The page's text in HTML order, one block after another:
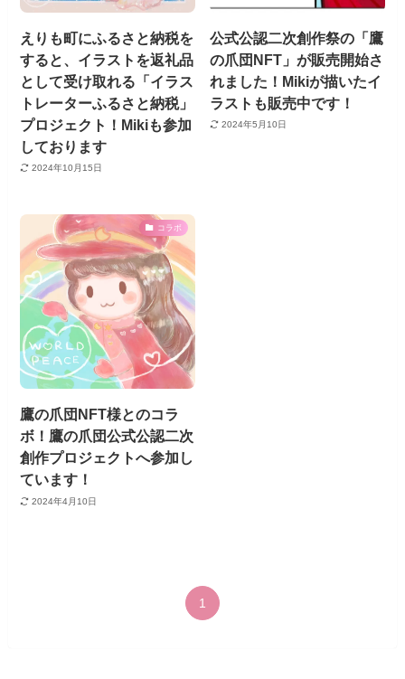
えりも町にふるさと納税を
すると、イラストを返礼品
として受け取れる「イラス
トレーターふるさと納税」
プロジェクト！Mikiも参加
しております
2024年10月15日
公式公認二次創作祭の「鷹
の爪団NFT」が販売開始さ
れました！Mikiが描いたイ
ラストも販売中です！
2024年5月10日
コラボ
鷹の爪団NFT様とのコラ
ボ！鷹の爪団公式公認二次
創作プロジェクトへ参加し
ています！
2024年4月10日
1